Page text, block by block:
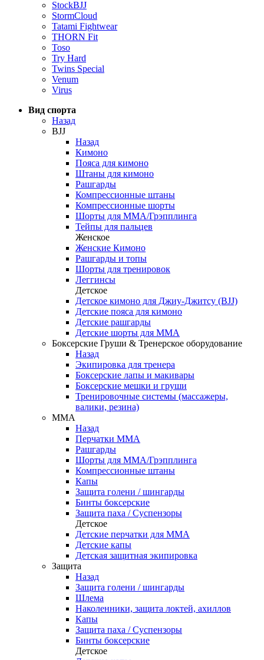
StockBJJ
StormCloud
Tatami Fightwear
THORN Fit
Toso
Try Hard
Twins Special
Venum
Virus
Вид спорта
Назад
BJJ
Назад
Кимоно
Пояса для кимоно
Штаны для кимоно
Рашгарды
Компрессионные штаны
Компрессионные шорты
Шорты для ММА/Грэпплинга
Тейпы для пальцев
Женское
Женские Кимоно
Рашгарды и топы
Шорты для тренировок
Леггинсы
Детское
Детское кимоно для Джиу-Джитсу (BJJ)
Детские пояса для кимоно
Детские рашгарды
Детские шорты для ММА
Боксерские Груши & Тренерское оборудование
Назад
Экипировка для тренера
Боксерские лапы и макивары
Боксерские мешки и груши
Тренировочные системы (массажеры,
валики, резина)
ММА
Назад
Перчатки ММА
Рашгарды
Шорты для ММА/Грэпплинга
Компрессионные штаны
Капы
Защита голени / шингарды
Бинты боксерские
Защита паха / Суспензоры
Детское
Детские перчатки для ММА
Детские капы
Детская защитная экипировка
Защита
Назад
Защита голени / шингарды
Шлема
Наколенники, защита локтей, ахиллов
Капы
Защита паха / Суспензоры
Бинты боксерские
Детское